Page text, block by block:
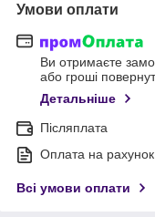
Умови оплати
Ви отримаєте
або гроші
Детальніше
Післяплата
Оплата на рахунок
Всі умови оплати